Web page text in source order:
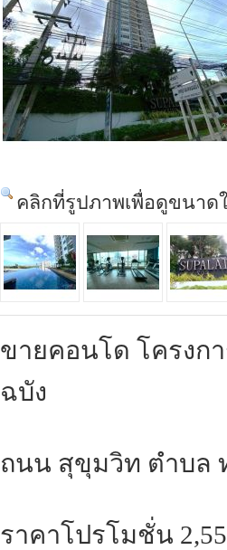
คลิกที่รูปภาพเพื่อดูขนาด
ขายคอนโด โครงก
ฉบัง
ถนน สุขุมวิท ตำบล
ราคาโปรโมชั่น